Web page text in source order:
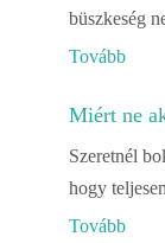
büszkeség
Tovább
Miért ne
Szeretnél
hogy
Tovább